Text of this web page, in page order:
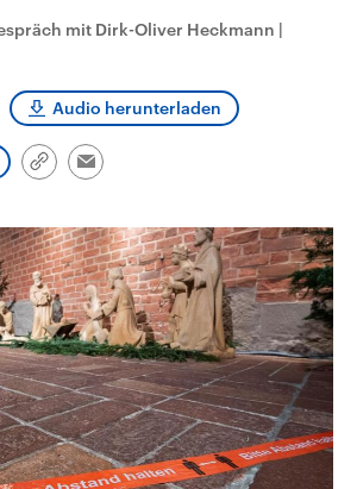
mit Dirk-Oliver Heckmann |
Audio herunterladen
Link
Email